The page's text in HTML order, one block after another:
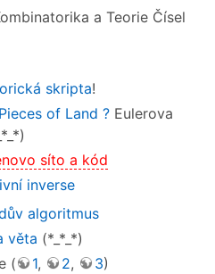
a Teorie Čísel
skripta!
of Land ? Eulerova
síto a kód
inverse
algoritmus
věta (*_*_*)
(
1, 2, 3)